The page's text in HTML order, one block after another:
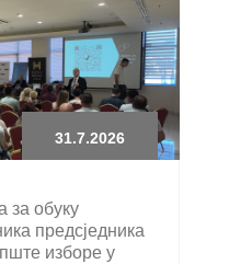
31.7.2026
за обуку
предсједника
изборе у